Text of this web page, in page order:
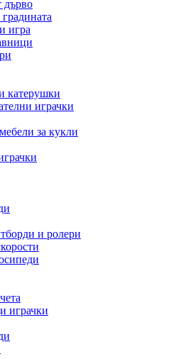
дърво
игра
катерушки
играчки
за кукли
и ролери
играчки